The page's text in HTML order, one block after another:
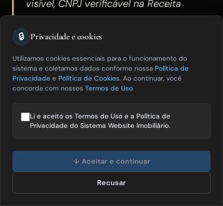
visível, CNPJ verificável na Receita
As avaliações no Google Business Profile são o
critério de reputação mais acessível e difícil de
falsificar para uma imobiliária local. Uma
nota média acima de 4,5 e comentários
negociação e pós-venda demonstra um
histórico de satisfação de clientes reais. Para
verificar, acesse o Google Maps ou faça a busca
🔒 Privacidade e cookies
Utilizamos cookies essenciais para o funcionamento do
sistema e coletamos dados conforme nossa Política de
Privacidade e Política de Cookies. Ao continuar, você
concorda com nossos Termos de Uso.
Li e aceito os Termos de Uso e a Política de
Privacidade do Sistema Website Imobiliário.
↓ Aceitar e continuar
Recusar
imóveis? 😊